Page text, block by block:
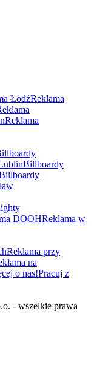
ŁódźReklama
Reklama
Billboardy
DOOHReklama w
Reklama przy
na
o nas!Pracuj z
- wszelkie prawa